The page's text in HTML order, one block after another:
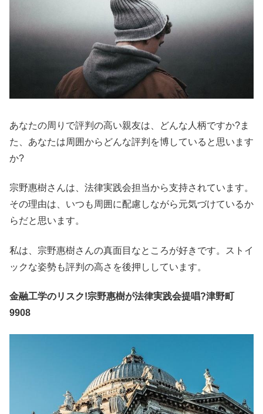
あなたの周りで評判の高い親友は、どんな人柄ですか?ま
た、あなたは周囲からどんな評判を博していると思います
か?
宗野惠樹さんは、法律実践会担当から支持されています。
その理由は、いつも周囲に配慮しながら元気づけているか
らだと思います。
私は、宗野惠樹さんの真面目なところが好きです。ストイ
ックな姿勢も評判の高さを後押ししています。
金融工学のリスク!宗野惠樹が法律実践会提唱?津野町
9908